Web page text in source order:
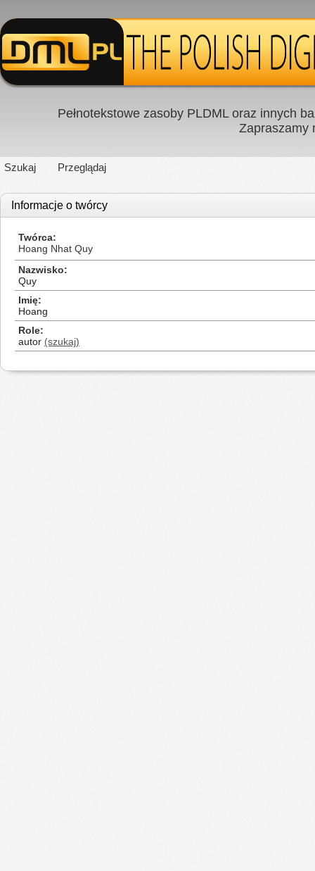
Pełnotekstowe zasoby PLDML oraz innych
Zapraszamy
Szukaj Przeglądaj
Informacje o twórcy
Twórca
Hoang Nhat Quy
Nazwisko
Quy
Imię
Hoang
Role
autor (szukaj)